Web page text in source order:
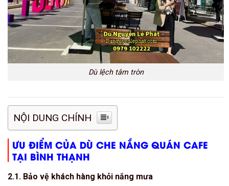
Dù lệch tâm tròn
NỘI DUNG CHÍNH
ƯU ĐIỂM CỦA DÙ CHE NẮNG QUÁN CAFE
TẠI BÌNH THẠNH
2.1. Bảo vệ khách hàng khỏi nắng mưa